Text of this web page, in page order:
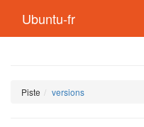
Ubuntu-fr
Piste versions